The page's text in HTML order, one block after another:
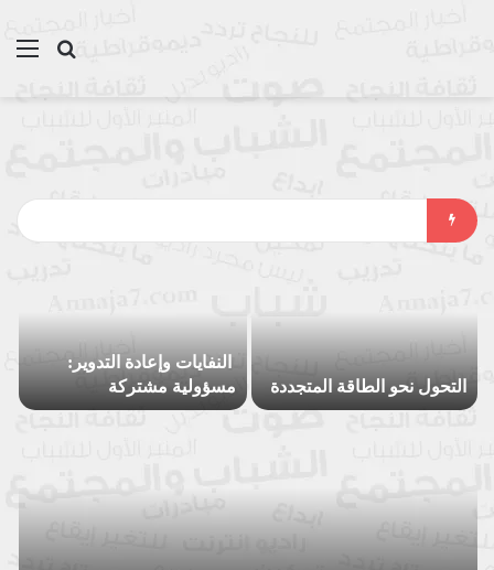
بحث
التحول نحو الطاقة المتجددة
النفايات وإعادة التدوير:
مسؤولية مشتركة